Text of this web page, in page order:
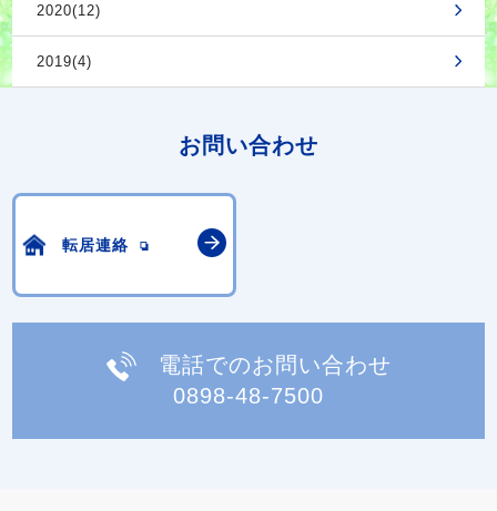
2020(12)
2019(4)
お問い合わせ
転居連絡
電話でのお問い合わせ
0898-48-7500